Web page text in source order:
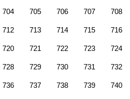
704 705 706 707 708
712 713 714 715 716
720 721 722 723 724
728 729 730 731 732
736 737 738 739 740